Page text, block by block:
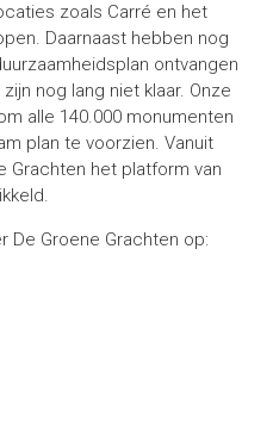
zoals Carré en het
Daarnaast hebben nog
ontvangen
nog lang niet klaar. Onze
alle 140.000 monumenten
plan te voorzien. Vanuit
Grachten het platform van
De Groene Grachten op: